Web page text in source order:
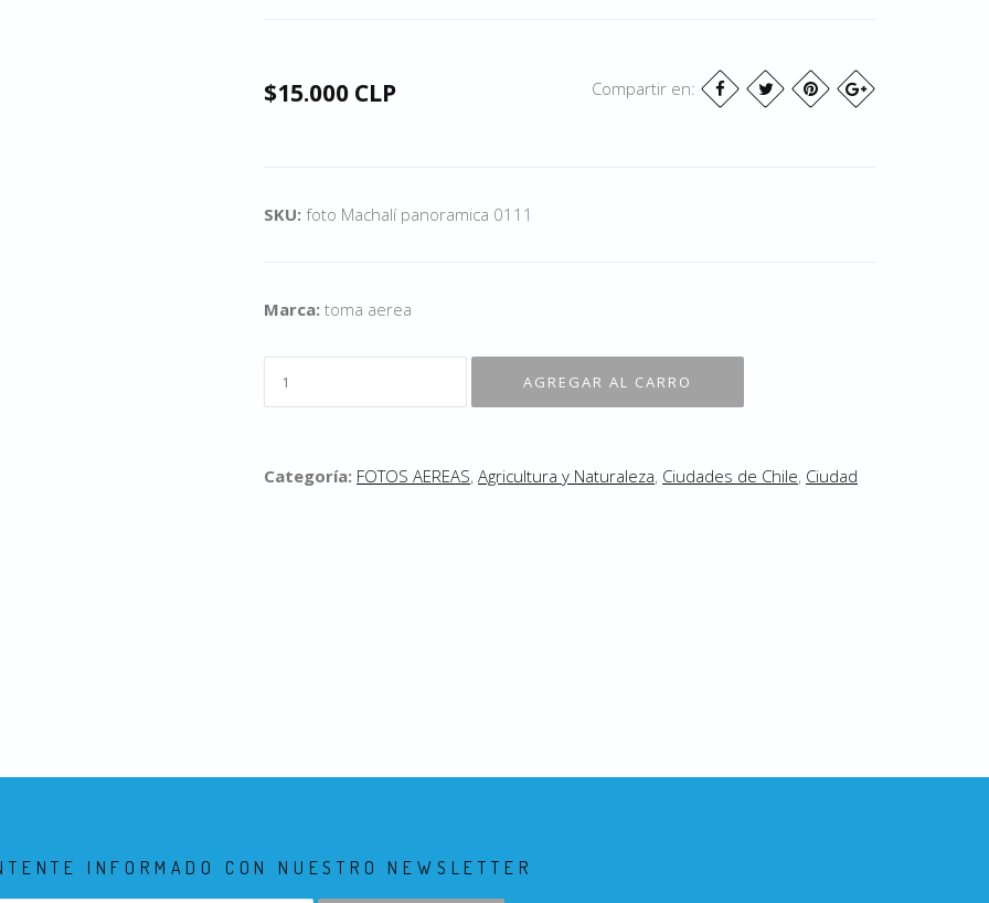
$15.000 CLP Compartir en:
SKU: foto Machalí panoramica 0111
Marca: toma aerea
Categoría: FOTOS AEREAS, Agricultura y Naturaleza, Ciudades de Chile, Ciudad
INFORMADO CON NUESTRO NEWSLETTER